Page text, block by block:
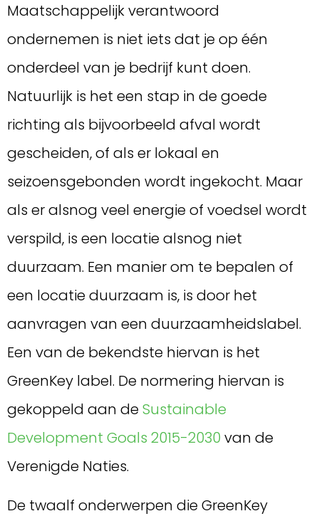
Maatschappelijk verantwoord
ondernemen is niet iets dat je op één
onderdeel van je bedrijf kunt doen.
Natuurlijk is het een stap in de goede
richting als bijvoorbeeld afval wordt
gescheiden, of als er lokaal en
seizoensgebonden wordt ingekocht. Maar
als er alsnog veel energie of voedsel wordt
verspild, is een locatie alsnog niet
duurzaam. Een manier om te bepalen of
een locatie duurzaam is, is door het
aanvragen van een duurzaamheidslabel.
Een van de bekendste hiervan is het
GreenKey label. De normering hiervan is
gekoppeld aan deSustainable
Development Goals 2015-2030 van de
Verenigde Naties.
De twaalf onderwerpen die GreenKey